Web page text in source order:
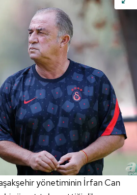
yönetiminin İrfan Can